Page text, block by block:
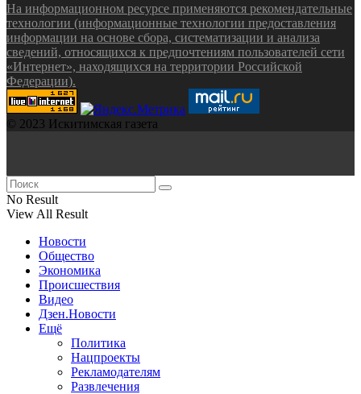
На информационном ресурсе применяются рекомендательные
технологии (информационные технологии предоставления
информации на основе сбора, систематизации и анализа
сведений, относящихся к предпочтениям пользователей сети
«Интернет», находящихся на территории Российской
Федерации).
© 2023 Искитимская газета
No Result
View All Result
Новости
Общество
Экономика
Происшествия
Видео
Дзен.Новости
Ещё
Политика
Нацпроекты
Рекламодателям
Развлечения